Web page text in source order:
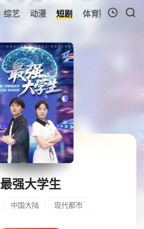
综艺 动漫 短剧 体育赛事 预告
暂无观看影片的记录
最强大学生
中国大陆 现代都市